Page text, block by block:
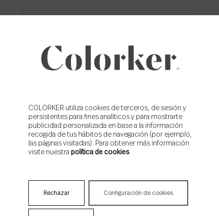
Email*
NOTICIAS RELACIONADAS
COLORKER utiliza cookies de terceros, de sesión y
persistentes para fines analíticos y para mostrarte
publicidad personalizada en base a la información
recogida de tus hábitos de navegación (por ejemplo,
las páginas visitadas). Para obtener más información
visite nuestra política de cookies
Rechazar Configuración de cookies